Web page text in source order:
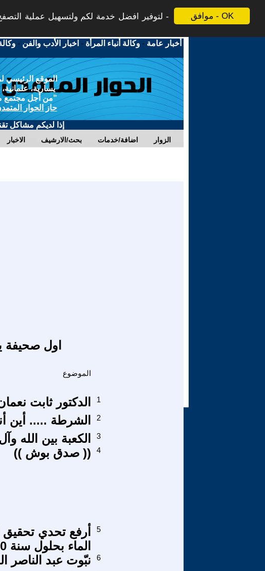
موافق - OK
لتوفير افضل خدمة لكم ولتسهيل عملية
أخبار عامة -وكالة أنباء المرأة - اخبار الأدب والفن -
الموقع الرئيسي
يسارية،
"من أجل مجتمع
حاز الحوار
إذا لديكم مشاكل
الاخبار بحث/الارشيف اضافة/خدمات الزوار
اول صحيفة
الموضوع
الدكتور ثابت 1
الشرطة ..... أين 2
الكعبة بين الله
3
(( صدق بوش )) 4
الماء بحلول سنة 2030
5
نبّوت عبد الناصر 6